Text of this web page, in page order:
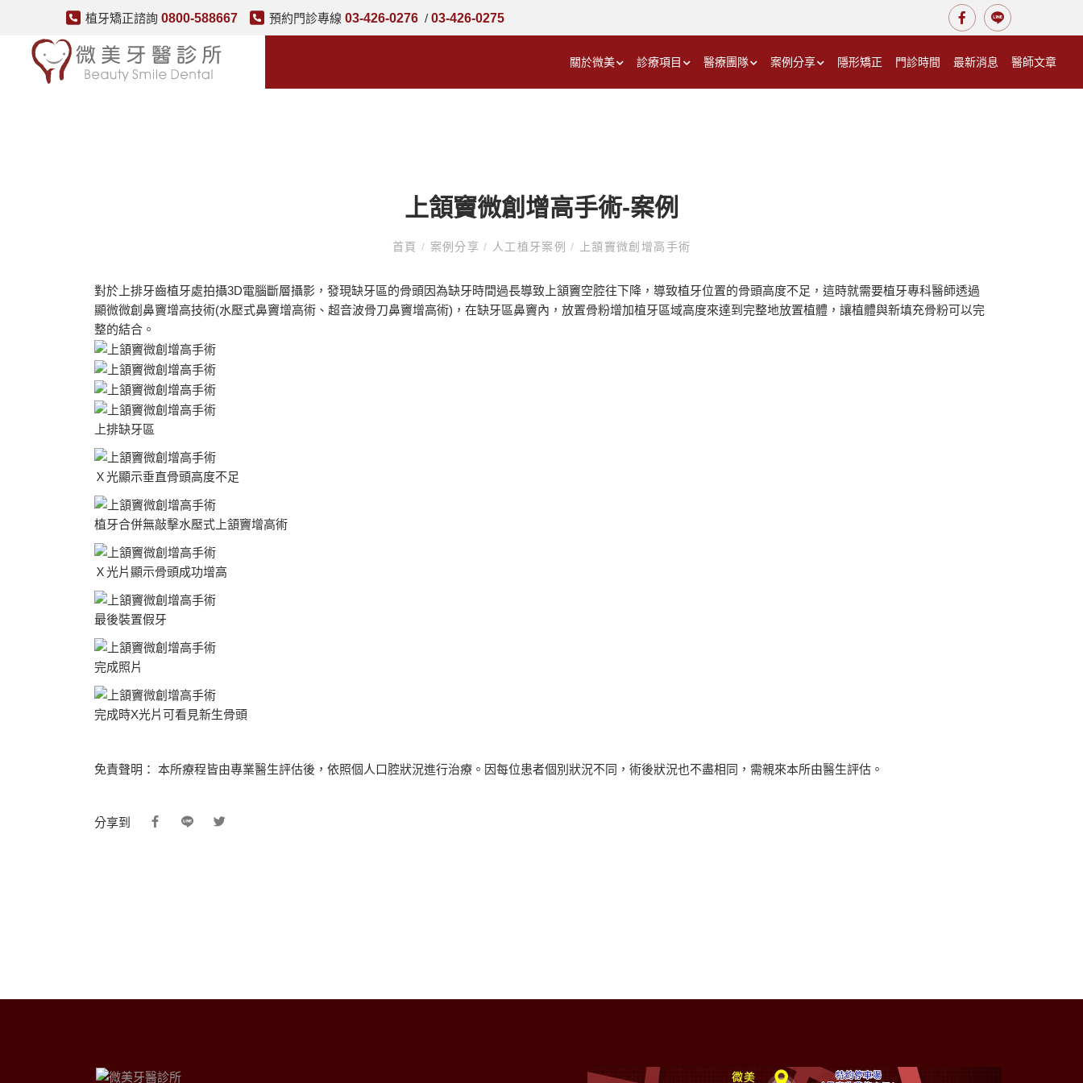
植牙矯正諮詢 0800-588667 預約門診專線 03-426-0276/ 03-426-0275
關於微美 診療項目 醫療團隊 案例分享 隱形矯正 門診時間 最新消息 醫師文章
上頷竇微創增高手術-案例
首頁 / 案例分享/ 人工植牙案例/ 上頷竇微創增高手術
對於上排牙齒植牙處拍攝3D電腦斷層攝影，發現缺牙區的骨頭因為缺牙時間過長導致上頷竇空腔往下降，導致植牙位置的骨頭高度不足，這時就需要植牙專科醫師透過
顯微微創鼻竇增高技術(水壓式鼻竇增高術、超音波骨刀鼻竇增高術)，在缺牙區鼻竇內，放置骨粉增加植牙區域高度來達到完整地放置植體，讓植體與新填充骨粉可以完
整的結合。
上排缺牙區
Ｘ光顯示垂直骨頭高度不足
植牙合併無敲擊水壓式上頷竇增高術
Ｘ光片顯示骨頭成功增高
最後裝置假牙
完成照片
完成時X光片可看見新生骨頭
免責聲明： 本所療程皆由專業醫生評估後，依照個人口腔狀況進行治療。因每位患者個別狀況不同，術後狀況也不盡相同，需親來本所由醫生評估。
分享到